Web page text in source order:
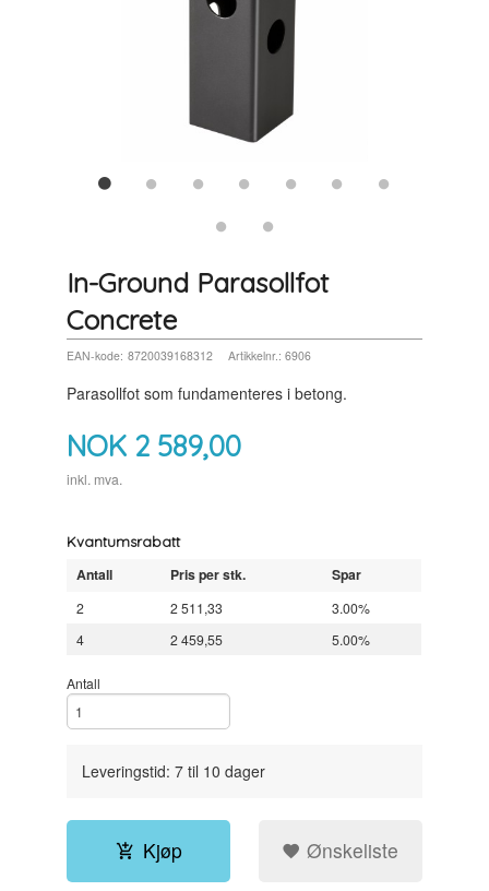
In-Ground Parasollfot
Concrete
EAN-kode: 8720039168312 Artikkelnr.: 6906
Parasollfot som fundamenteres i betong.
NOK 2 589,00
inkl. mva.
Kvantumsrabatt
Antall Pris per stk. Spar
2 2 511,33
3.00%
4
2 459,55 5.00%
Antall
Leveringstid: 7 til 10 dager
Kjøp Ønskeliste